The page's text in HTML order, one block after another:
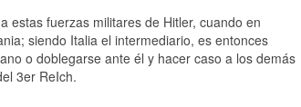
estas fuerzas militares de Hitler, cuando en
siendo Italia el intermediario, es entonces
o doblegarse ante él y hacer caso a los demás
3er ReIch.